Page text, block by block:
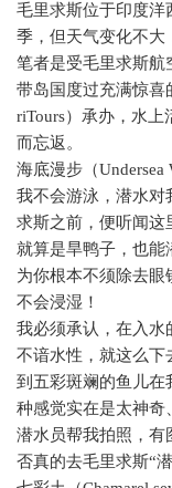
毛里求斯位于印度洋
季，但天气变化不大
笔者是受毛里求斯航
带岛国度过充满惊喜
riTours）承办，水上
而忘返。
海底漫步（Undersea
我不会游泳，潜水对
求斯之前，便听闻
就算是旱鸭子，也能
为你根本不须除去
不会浸湿！
我必须承认，在入水
不谙水性，就这么下
到五彩斑斓的鱼儿在
种感觉实在是太神奇
潜水员帮我拍照，有
否真的去毛里求斯“潜